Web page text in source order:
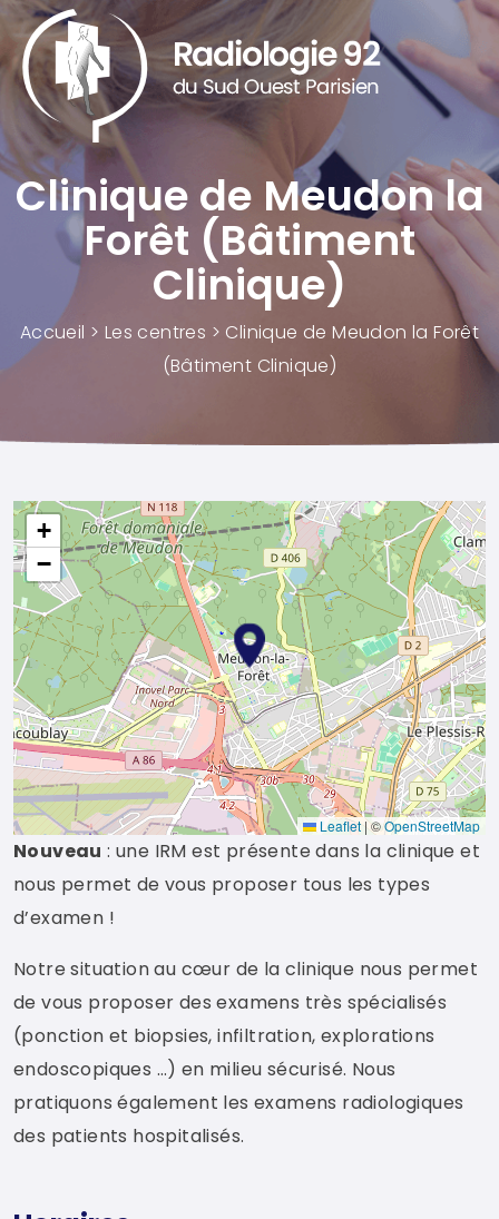
Clinique de Meudon la
Forêt (Bâtiment
Clinique)
Accueil > Les centres > Clinique de Meudon la Forêt
(Bâtiment Clinique)
+
−
Leaflet | ©OpenStreetMap
Nouveau : une IRM est présente dans la clinique et
nous permet de vous proposer tous les types
d’examen !
Notre situation au cœur de la clinique nous permet
de vous proposer des examens très spécialisés
(ponction et biopsies, infiltration, explorations
endoscopiques …) en milieu sécurisé. Nous
pratiquons également les examens radiologiques
des patients hospitalisés.
Panneau de gestion des cookies